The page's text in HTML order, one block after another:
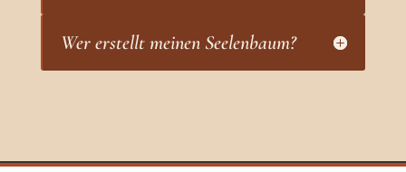
Wer erstellt meinen Seelenbaum?